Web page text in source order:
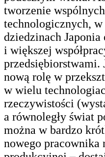
tworzenie
technologicznych,
dziedzinach
i większej
przedsiębiorstwami.
nową rolę w
w wielu
rzeczywistości
a równoległy świat
można w bardzo
nowego pracownika